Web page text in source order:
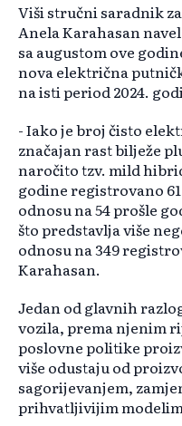
Viši stručni saradnik
Anela Karahasan
sa augustom ove
nova električna
na isti period 2024.
- Iako je broj čisto
značajan rast bilježe
naročito tzv. mild
godine registrovano
odnosu na 54 prošle
što predstavlja više
odnosu na 349
Karahasan.
Jedan od glavnih
vozila, prema njenim
poslovne politike
više odustaju od
sagorijevanjem,
prihvatljivijim